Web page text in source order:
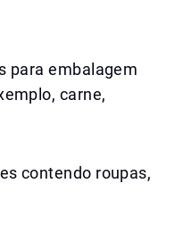
para embalagem
carne,
contendo roupas,